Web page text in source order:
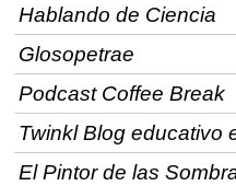
Hablando de Ciencia
Glosopetrae
Podcast Coffee Break
Twinkl Blog educativo
El Pintor de las